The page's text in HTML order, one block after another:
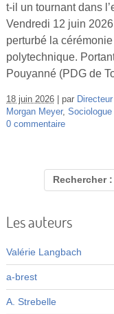
t-il un tournant dans
Vendredi 12 juin
perturbé la
polytechnique.
Pouyanné (PDG de
18 juin 2026 par
Morgan Meyer, Sociologue
0 commentaire
Rechercher :
Les auteurs
Valérie Langbach
a-brest
A. Strebelle